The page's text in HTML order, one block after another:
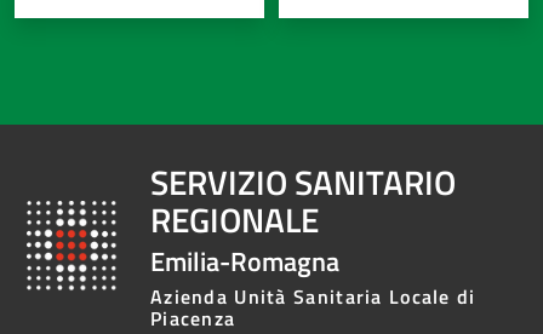
SERVIZIO SANITARIO
REGIONALE
Emilia-Romagna
Azienda Unità Sanitaria Locale di
Piacenza